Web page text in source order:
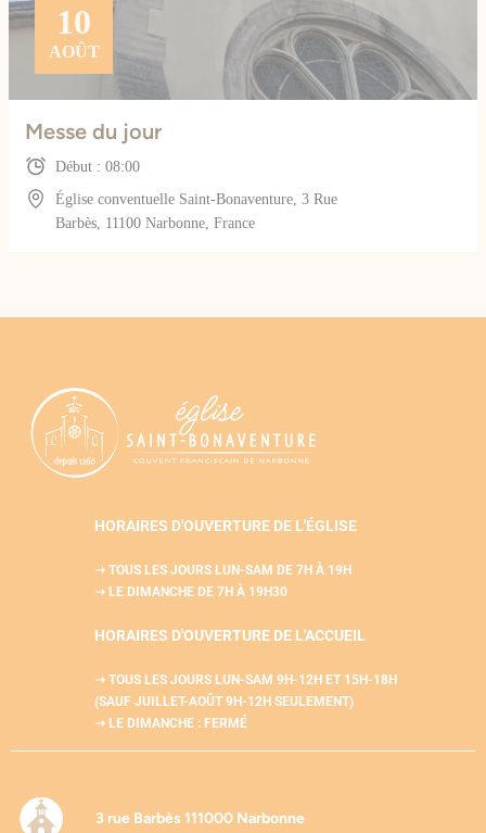
10
AOÛT
Messe du jour
Début : 08:00
Église conventuelle Saint-Bonaventure, 3 Rue
Barbès, 11100 Narbonne, France
HORAIRES D'OUVERTURE DE L'ÉGLISE
➝ TOUS LES JOURS LUN-SAM DE 7H À 19H
➝ LE DIMANCHE DE 7H À 19H30
HORAIRES D'OUVERTURE DE L'ACCUEIL
➝ TOUS LES JOURS LUN-SAM 9H-12H ET 15H-18H
(SAUF JUILLET-AOÛT 9H-12H SEULEMENT)
➝ LE DIMANCHE : FERMÉ
3 rue Barbès 111000 Narbonne